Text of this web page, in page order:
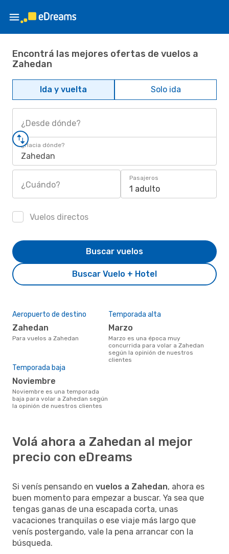
Encontrá las mejores ofertas de vuelos a
Zahedan
Ida y vuelta Solo ida
¿Desde dónde?
¿Hacia dónde?
Zahedan
¿Cuándo?
Pasajeros
1 adulto
Vuelos directos
Buscar Vuelo + Hotel
Buscar vuelos
Aeropuerto de destino
Zahedan
Para vuelos a Zahedan
Temporada alta
marzo
marzo es una época muy
concurrida para volar a Zahedan
según la opinión de nuestros
clientes
Temporada baja
noviembre
noviembre es una temporada
baja para volar a Zahedan según
la opinión de nuestros clientes
Volá ahora a Zahedan al mejor
precio con eDreams
Si venís pensando en vuelos a Zahedan, ahora es
buen momento para empezar a buscar. Ya sea que
tengas ganas de una escapada corta, unas
vacaciones tranquilas o ese viaje más largo que
venís postergando, vale la pena arrancar con la
búsqueda.